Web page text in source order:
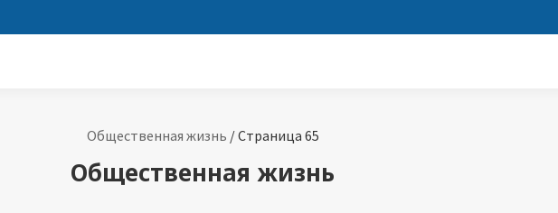
Общественная жизнь /Страница 65
Общественная жизнь